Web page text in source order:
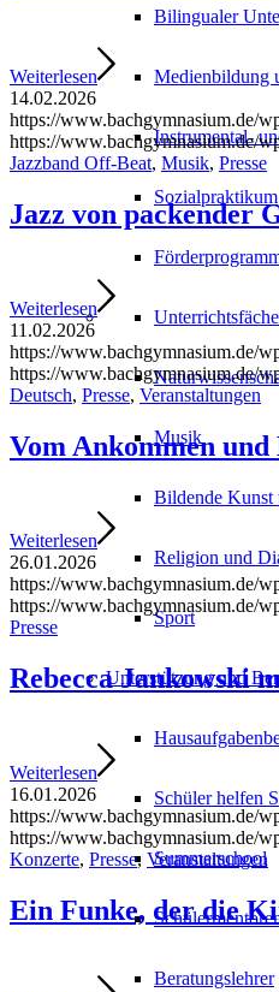
Bilingualer
Medienbildung
Instrumental-
Sozialpraktikum
Musik
Bildende Kunst
Religion und
Sport
Unterstützung und
Schüler helfen
Summerschool
Beratungslehrer
Weiterlesen
14.02.2026
https://www.bachgymnasium.de/
https://www.bachgymnasium.de/
Jazzband Off-Beat, Musik, Presse
Jazz von packender
Weiterlesen
11.02.2026
https://www.bachgymnasium.de/
https://www.bachgymnasium.de/
Deutsch, Presse, Veranstaltungen
Vom Ankommen und
Weiterlesen
26.01.2026
https://www.bachgymnasium.de/
https://www.bachgymnasium.de/
Presse
Rebecca Jankowski
Weiterlesen
16.01.2026
https://www.bachgymnasium.de/
https://www.bachgymnasium.de/
Konzerte, Presse, Veranstaltungen
Ein Funke, der die